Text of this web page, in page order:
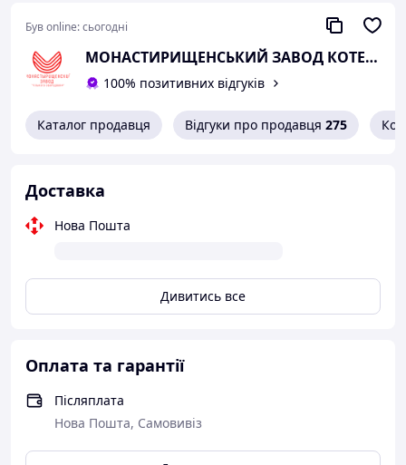
відповідно має всі необхідні дозволи, ліцензії та
сертифікати для виконання перелічених вище робіт, з
правом запису всіх змін до паспорта котла.
Був online:сьогодні
МОНАСТИРИЩЕНСЬКИЙ ЗАВОД КОТЕЛЬНОГО ОБЛАДНАННЯ
100% позитивних відгуків
Каталог продавця Відгуки про продавця 275
Доставка
Нова Пошта
Дивитись все
Оплата та гарантії
Післяплата
Нова Пошта, Самовивіз